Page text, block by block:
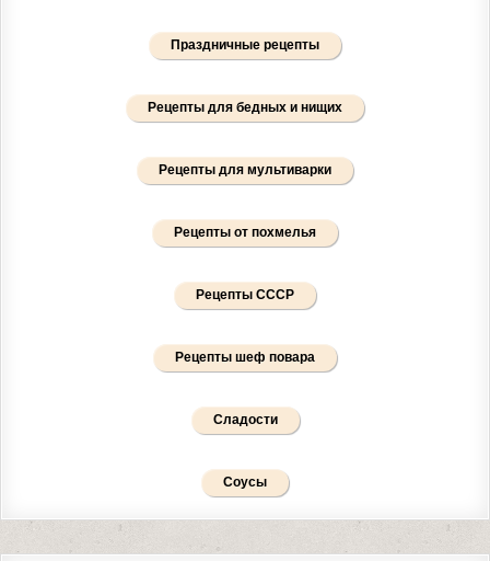
Праздничные рецепты
Рецепты для бедных и нищих
Рецепты для мультиварки
Рецепты от похмелья
Рецепты СССР
Рецепты шеф повара
Сладости
Соусы